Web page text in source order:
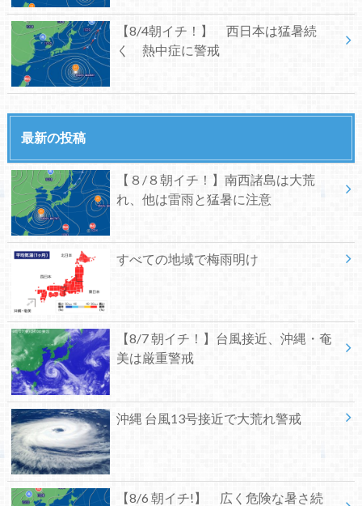
【8/4朝イチ！】 西日本は猛暑続
く 熱中症に警戒
最新の投稿
【８/８朝イチ！】南西諸島は大荒
れ、他は雷雨と猛暑に注意
すべての地域で梅雨明け
【8/7 朝イチ！】台風接近、沖縄・奄
美は厳重警戒
沖縄 台風13号接近で大荒れ警戒
【8/6 朝イチ!】 広く危険な暑さ続